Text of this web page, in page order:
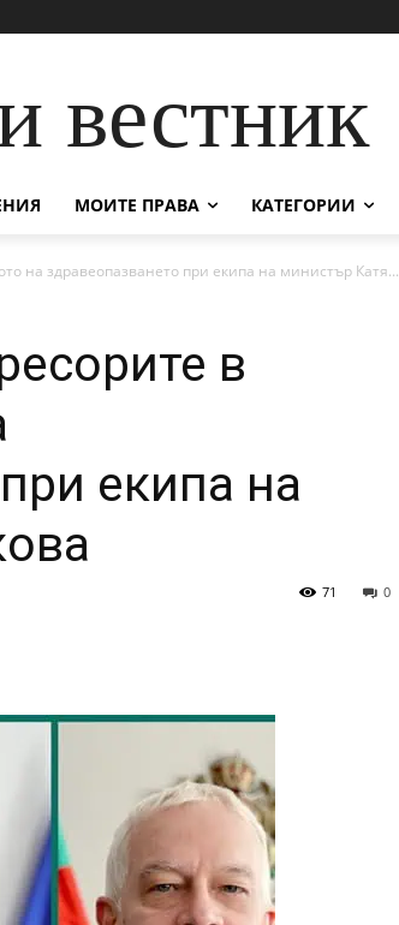
вестник
МОИТЕ ПРАВА КАТЕГОРИИ
на здравеопазването при екипа на министър Катя...
в
екипа на
0
71